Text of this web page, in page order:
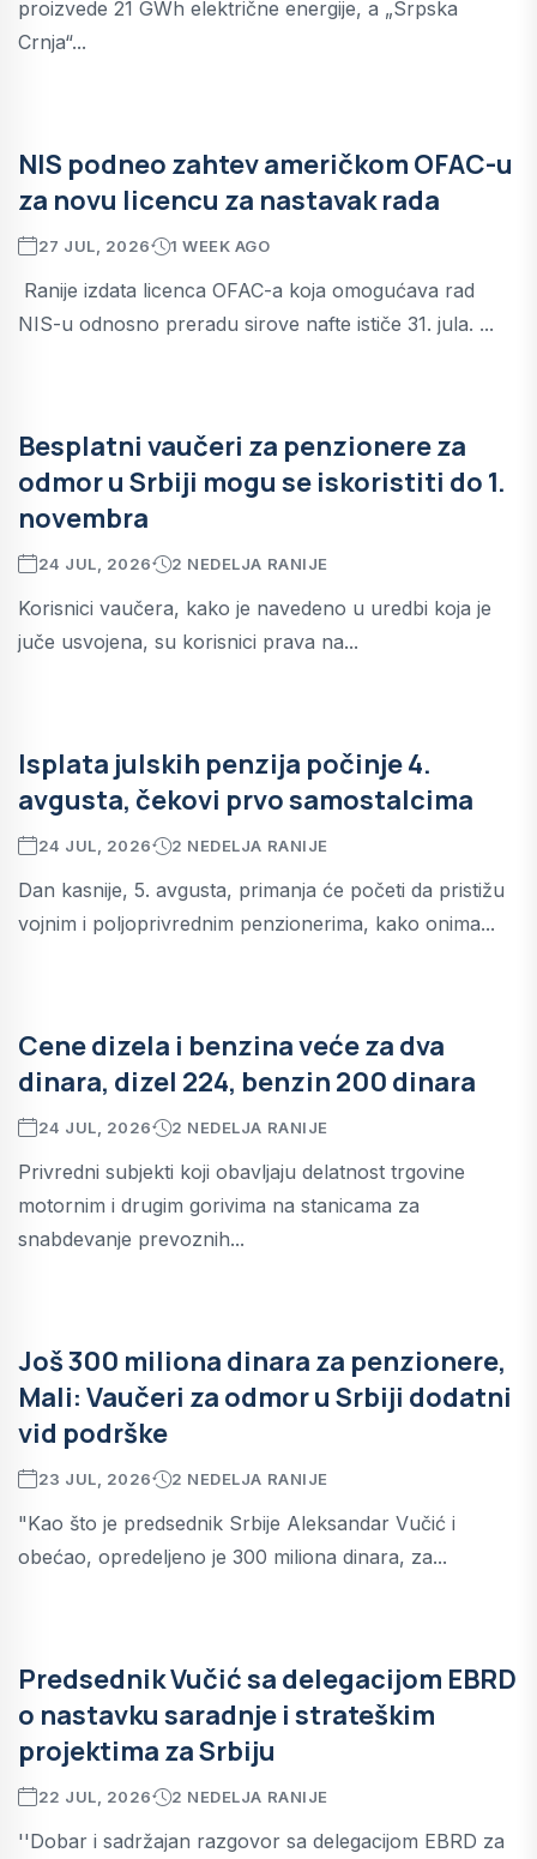
proizvede 21 GWh električne energije, a „Srpska
Crnja“...
NIS podneo zahtev američkom OFAC-u
za novu licencu za nastavak rada
27 JUL, 2026 1 WEEK AGO
Ranije izdata licenca OFAC-a koja omogućava rad
NIS-u odnosno preradu sirove nafte ističe 31. jula. ...
Besplatni vaučeri za penzionere za
odmor u Srbiji mogu se iskoristiti do 1.
novembra
24 JUL, 2026 2 NEDELJA RANIJE
Korisnici vaučera, kako je navedeno u uredbi koja je
juče usvojena, su korisnici prava na...
Isplata julskih penzija počinje 4.
avgusta, čekovi prvo samostalcima
24 JUL, 2026 2 NEDELJA RANIJE
Dan kasnije, 5. avgusta, primanja će početi da pristižu
vojnim i poljoprivrednim penzionerima, kako onima...
Cene dizela i benzina veće za dva
dinara, dizel 224, benzin 200 dinara
24 JUL, 2026 2 NEDELJA RANIJE
Privredni subjekti koji obavljaju delatnost trgovine
motornim i drugim gorivima na stanicama za
snabdevanje prevoznih...
Još 300 miliona dinara za penzionere,
Mali: Vaučeri za odmor u Srbiji dodatni
vid podrške
23 JUL, 2026 2 NEDELJA RANIJE
"Kao što je predsednik Srbije Aleksandar Vučić i
obećao, opredeljeno je 300 miliona dinara, za...
Predsednik Vučić sa delegacijom EBRD
o nastavku saradnje i strateškim
projektima za Srbiju
22 JUL, 2026 2 NEDELJA RANIJE
''Dobar i sadržajan razgovor sa delegacijom EBRD za